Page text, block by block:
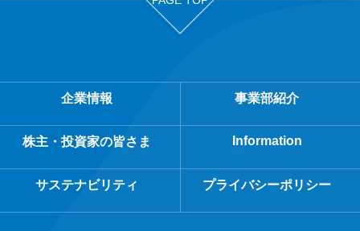
企業情報 事業部紹介
株主・投資家の皆さま Information
サステナビリティ プライバシーポリシー